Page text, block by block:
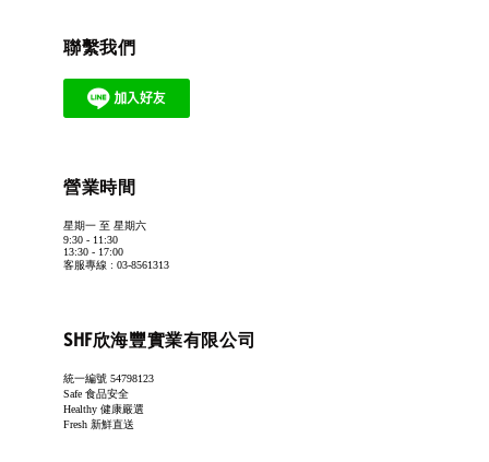
聯繫我們
營業時間
星期一 至 星期六
9:30 - 11:30
13:30 - 17:00
客服專線 : 03-8561313
SHF欣海豐實業有限公司
統一編號 54798123
Safe 食品安全
Healthy 健康嚴選
Fresh 新鮮直送